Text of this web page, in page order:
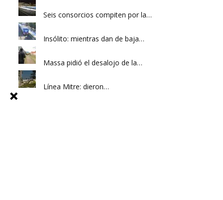
Seis consorcios compiten por la…
Insólito: mientras dan de baja…
Massa pidió el desalojo de la…
Línea Mitre: dieron…